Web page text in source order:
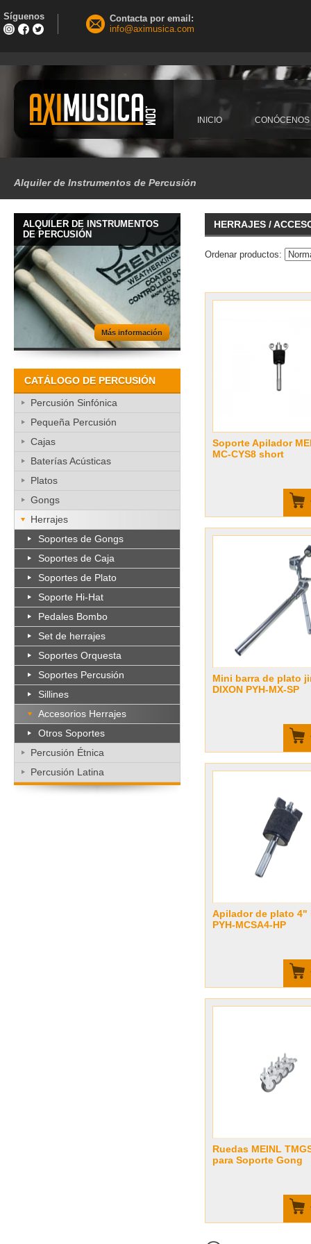
Síguenos
Contacta por email:
info@aximusica.com
Alquiler de Instrumentos de Percusión
INICIO CONÓCENOS
ALQUILER DE INSTRUMENTOS
DE PERCUSIÓN
Más información
CATÁLOGO DE PERCUSIÓN
Percusión Sinfónica
Pequeña Percusión
Cajas
Baterías Acústicas
Platos
Gongs
Herrajes
Soportes de Gongs
Soportes de Caja
Soportes de Plato
Soporte Hi-Hat
Pedales Bombo
Set de herrajes
Soportes Orquesta
Soportes Percusión
Sillines
Accesorios Herrajes
Otros Soportes
Percusión Étnica
Percusión Latina
HERRAJES /
Ordenar productos:
Soporte Apilador
MC-CYS8 short
Mini barra de plato
DIXON PYH-MX-SP
Apilador de plato 4"
PYH-MCSA4-HP
Ruedas MEINL
para Soporte Gong